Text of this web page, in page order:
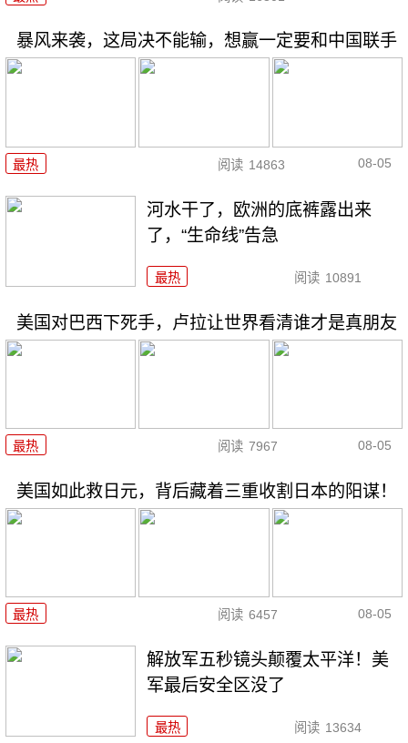
暴风来袭，这局决不能输，想赢一定要和中国联手
最热 阅读 14863 08-05
河水干了，欧洲的底裤露出来
了，“生命线”告急
最热 阅读 10891
美国对巴西下死手，卢拉让世界看清谁才是真朋友
最热 阅读 7967 08-05
美国如此救日元，背后藏着三重收割日本的阳谋！
最热 阅读 6457 08-05
解放军五秒镜头颠覆太平洋！美
军最后安全区没了
最热 阅读 13634